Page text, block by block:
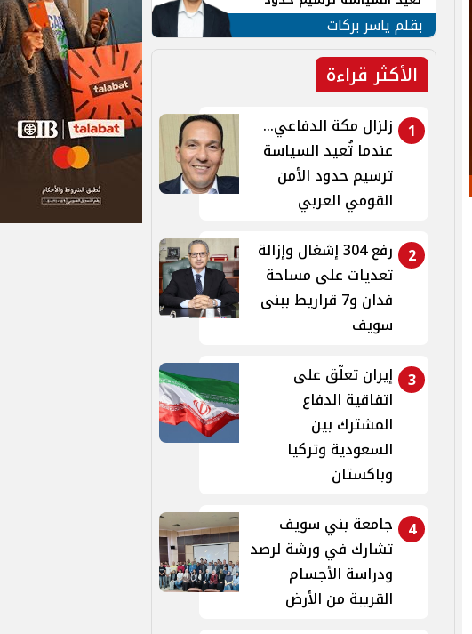
الأمن القومي العربي
بقلم ياسر بركات
الأكثر قراءة
1
زلزال مكة الدفاعي...
عندما تُعيد السياسة
ترسيم حدود الأمن
القومي العربي
2
رفع 304 إشغال وإزالة
تعديات على مساحة
فدان و7 قراريط ببنى
سويف
3 إيران تعلّق على
اتفاقية الدفاع
المشترك بين
السعودية وتركيا
وباكستان
4
جامعة بني سويف
تشارك في ورشة لرصد
ودراسة الأجسام
القريبة من الأرض